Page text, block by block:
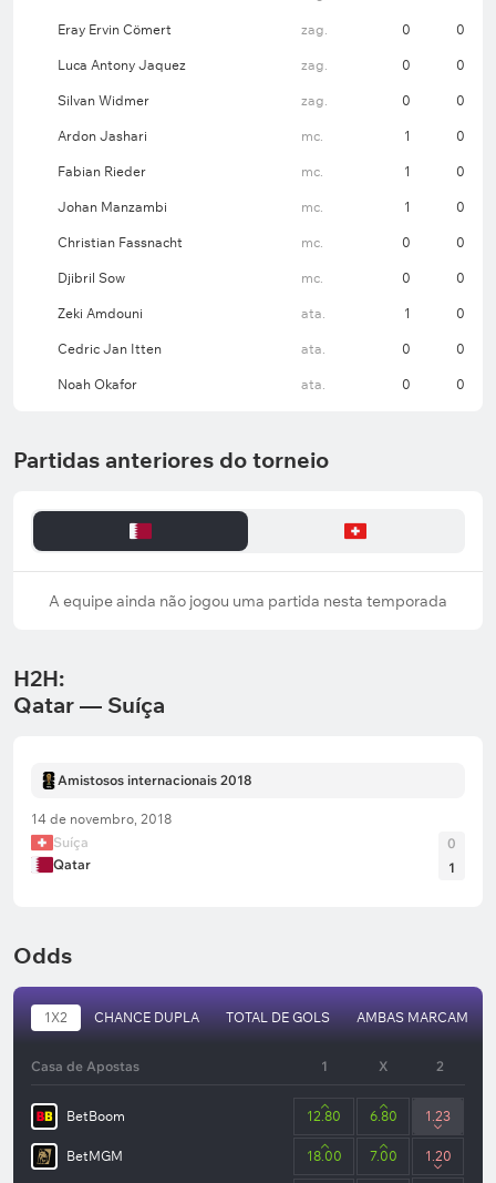
Eray Ervin Cömert zag. 0 0
Luca Antony Jaquez zag. 0 0
Silvan Widmer zag. 0 0
Ardon Jashari mc. 1 0
Fabian Rieder mc. 1 0
Johan Manzambi mc. 1 0
Christian Fassnacht mc. 0 0
Djibril Sow mc. 0 0
Zeki Amdouni ata. 1 0
Cedric Jan Itten ata. 0 0
Noah Okafor ata. 0 0
Partidas anteriores do torneio
A equipe ainda não jogou uma partida nesta temporada
H2H:
Qatar — Suíça
Amistosos internacionais 2018
14 de novembro, 2018
Suíça
Qatar
0
1
Odds
1X2 CHANCE DUPLA TOTAL DE GOLS AMBAS MARCAM
Casa de Apostas 1 X 2
BetBoom 12.80 6.80 1.23
BetMGM 18.00 7.00 1.20